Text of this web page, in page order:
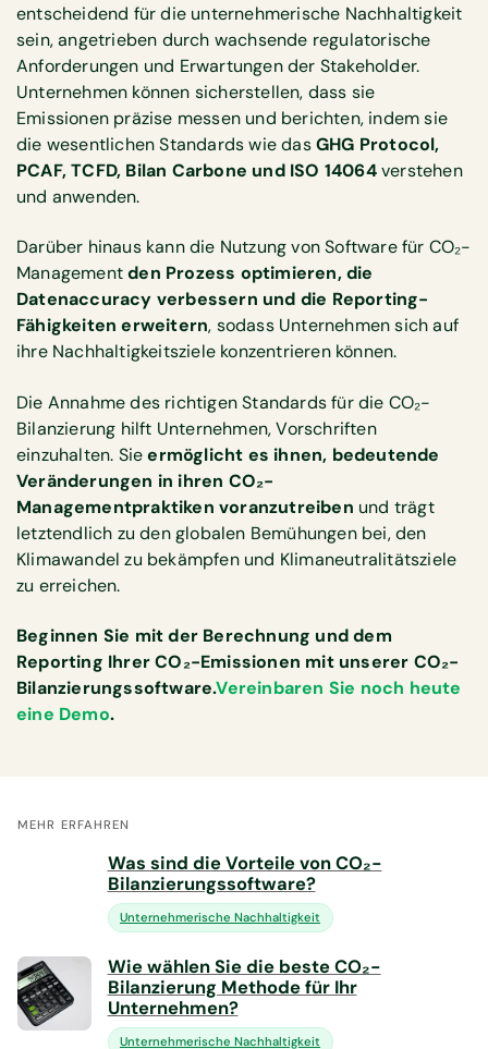
entscheidend für die unternehmerische Nachhaltigkeit
sein, angetrieben durch wachsende regulatorische
Anforderungen und Erwartungen der Stakeholder.
Unternehmen können sicherstellen, dass sie
Emissionen präzise messen und berichten, indem sie
die wesentlichen Standards wie dasGHG Protocol,
PCAF, TCFD, Bilan Carbone und ISO 14064verstehen
und anwenden.
Darüber hinaus kann die Nutzung von Software für CO₂-
Managementden Prozess optimieren, die
Datenaccuracy verbessern und die Reporting-
Fähigkeiten erweitern, sodass Unternehmen sich auf
ihre Nachhaltigkeitsziele konzentrieren können.
Die Annahme des richtigen Standards für die CO₂-
Bilanzierung hilft Unternehmen, Vorschriften
einzuhalten. Sieermöglicht es ihnen, bedeutende
Veränderungen in ihren CO₂-
Managementpraktiken voranzutreiben und trägt
letztendlich zu den globalen Bemühungen bei, den
Klimawandel zu bekämpfen und Klimaneutralitätsziele
zu erreichen.
Beginnen Sie mit der Berechnung und dem
Reporting Ihrer CO₂-Emissionen mit unserer CO₂-
Bilanzierungssoftware.Vereinbaren Sie noch heute
eine Demo.
MEHR ERFAHREN
Was sind die Vorteile von CO₂-
Bilanzierungssoftware?
Unternehmerische Nachhaltigkeit
Wie wählen Sie die beste CO₂-
Bilanzierung Methode für Ihr
Unternehmen?
Unternehmerische Nachhaltigkeit